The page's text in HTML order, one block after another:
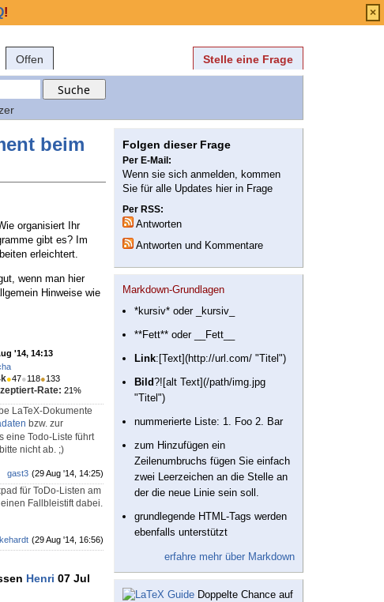
Offen Stelle eine Frage
beim
organisiert Ihr
gibt es? Im
erleichtert.
wenn man hier
Hinweise wie
'14, 14:13
●47●118●133
Rate: 21%
LaTeX-Dokumente
bzw. zur
eine Todo-Liste führt
nicht ab. ;)
(29 Aug '14, 14:25)
gast3
für ToDo-Listen am
Fallbleistift dabei.
(29 Aug '14, 16:56)
Henri 07 Jul
Folgen dieser Frage
Per E-Mail:
Wenn sie sich anmelden, kommen
Sie für alle Updates hier in Frage
Per RSS:
Antworten
Antworten und Kommentare
Markdown-Grundlagen
*kursiv* oder _kursiv_
**Fett** oder __Fett__
Link:[Text](http://url.com/ "Titel")
Bild?![alt Text](/path/img.jpg
"Titel")
nummerierte Liste: 1. Foo 2. Bar
zum Hinzufügen ein
Zeilenumbruchs fügen Sie einfach
zwei Leerzeichen an die Stelle an
der die neue Linie sein soll.
grundlegende HTML-Tags werden
ebenfalls unterstützt
erfahre mehr über Markdown
Doppelte Chance auf
! ×